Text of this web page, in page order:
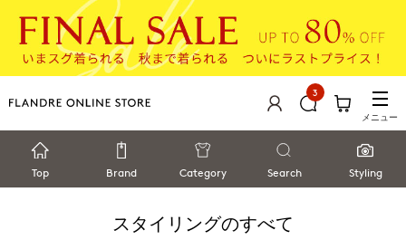
3
メニュー
Top Brand Category Search Styling
スタイリングのすべて